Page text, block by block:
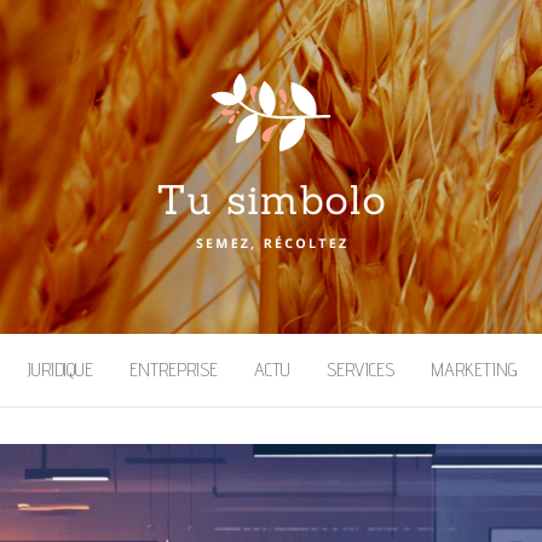
JURIDIQUE ENTREPRISE ACTU SERVICES MARKETING